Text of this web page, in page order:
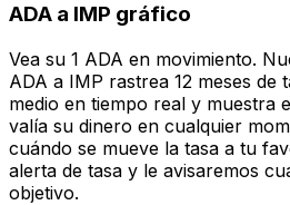
ADA a IMP gráfico
Vea su 1 ADA en movimiento.
ADA a IMP rastrea 12 meses de
medio en tiempo real y muestra
valía su dinero en cualquier
cuándo se mueve la tasa a tu
alerta de tasa y le avisaremos
objetivo.